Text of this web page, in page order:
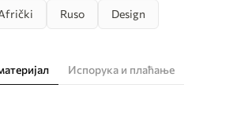
Ruso Design
Испорука и плаћање